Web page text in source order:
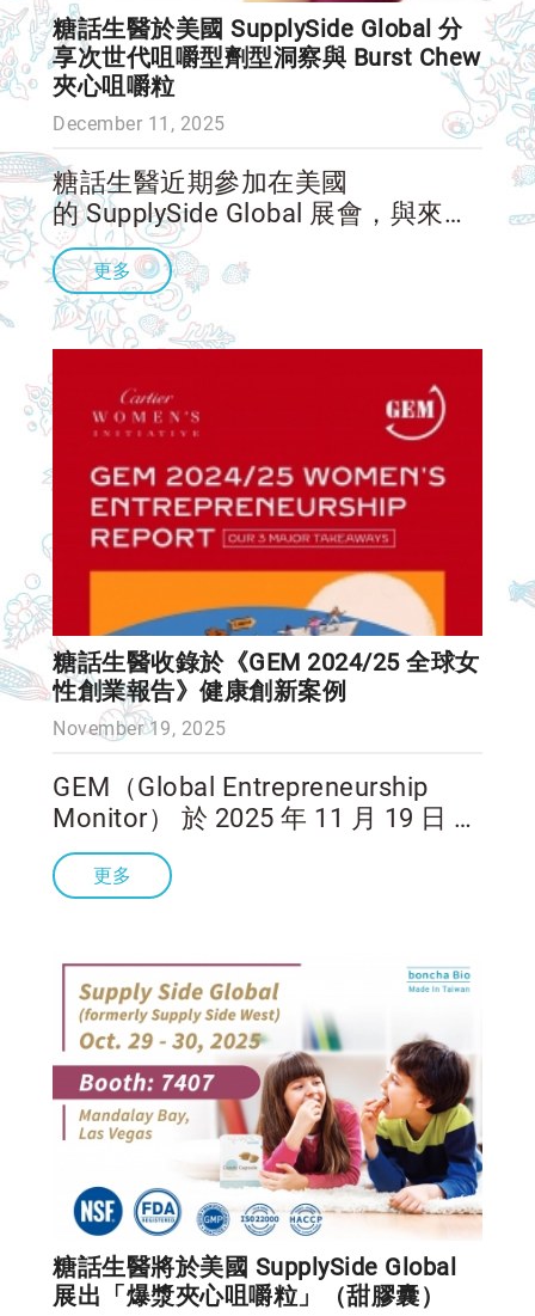
糖話生醫於美國 SupplySide Global 分
享次世代咀嚼型劑型洞察與 Burst Chew
夾心咀嚼粒
December 11, 2025
糖話生醫近期參加在美國
的 SupplySide Global 展會，與來自
全球的品牌決策者、產品開發團隊與
營養專業人士，深入交流「咀嚼型保
健品的下一步」應如何發展。 在本
次展會中，咀嚼型劑型再次展現其
更多
糖話生醫收錄於《GEM 2024/25 全球女
性創業報告》健康創新案例
November 19, 2025
GEM（Global Entrepreneurship
Monitor） 於 2025 年 11 月 19 日 發
佈最新的 《GEM 2024/25 全球女性
創業報告》（GEM 2024/25 Wom
更多
糖話生醫將於美國 SupplySide Global
展出「爆漿夾心咀嚼粒」（甜膠囊）